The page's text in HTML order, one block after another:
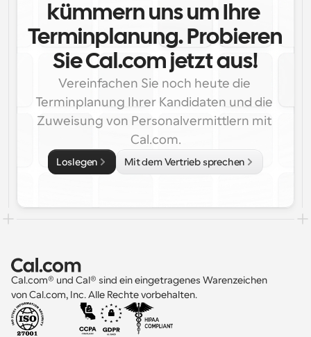
kümmern uns um Ihre
Terminplanung. Probieren
Sie Cal.com jetzt aus!
Vereinfachen Sie noch heute die
Terminplanung Ihrer Kandidaten und die
Zuweisung von Personalvermittlern mit
Cal.com.
Loslegen Mit dem Vertrieb sprechen
Cal.com® und Cal® sind ein eingetragenes Warenzeichen
von Cal.com, Inc. Alle Rechte vorbehalten.